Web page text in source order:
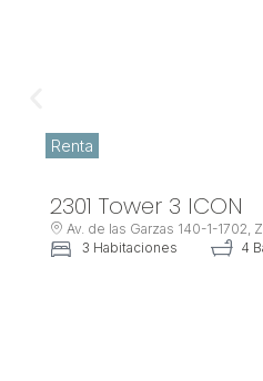
Renta
2301 Tower 3 ICON
Av. de las Garzas 140-1-1702,
3 Habitaciones
4